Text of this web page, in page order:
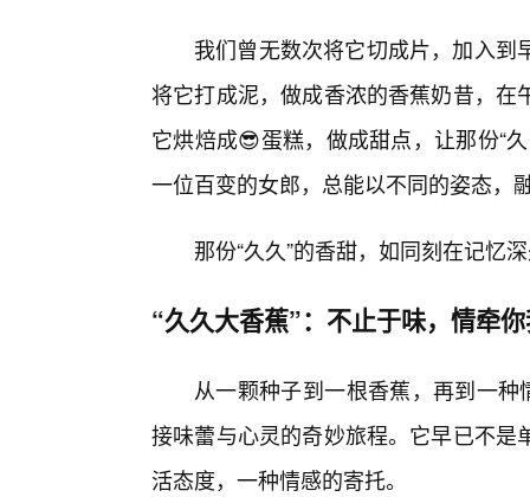
我们曾无数次将它切成片，加入
将它打成泥，做成香浓的香蕉奶昔，
它烘焙成😎蛋糕，做成甜点，让那份“
一位百变的女郎，总能以不同的姿态，
那份“久久”的香甜，如同刻在记忆
“久久大香蕉”：不止于味，情牵
从一颗种子到一根香蕉，再到一种
接味蕾与心灵的奇妙旅程。它早已不
活态度，一种情感的寄托。